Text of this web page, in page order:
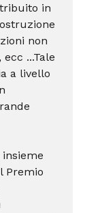
in
non
...Tale
a livello
Premio